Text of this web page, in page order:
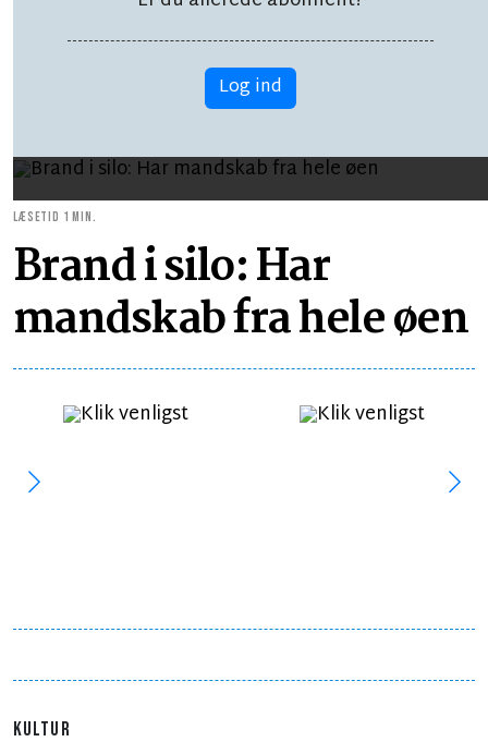
Log ind
stormagt
LÆSETID 1 MIN.
Brand i silo: Har
mandskab fra hele øen
KULTUR